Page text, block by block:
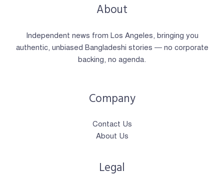
About
Independent news from Los Angeles, bringing you
authentic, unbiased Bangladeshi stories — no corporate
backing, no agenda.
Company
Contact Us
About Us
Legal